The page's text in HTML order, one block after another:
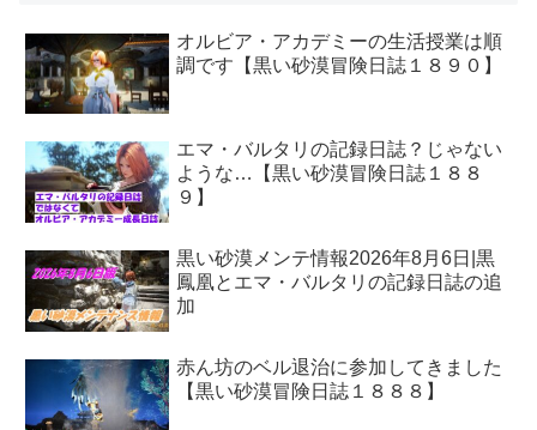
オルビア・アカデミーの生活授業は順
調です【黒い砂漠冒険日誌１８９０】
エマ・バルタリの記録日誌？じゃない
ような…【黒い砂漠冒険日誌１８８
９】
黒い砂漠メンテ情報2026年8月6日|黒
鳳凰とエマ・バルタリの記録日誌の追
加
赤ん坊のベル退治に参加してきました
【黒い砂漠冒険日誌１８８８】